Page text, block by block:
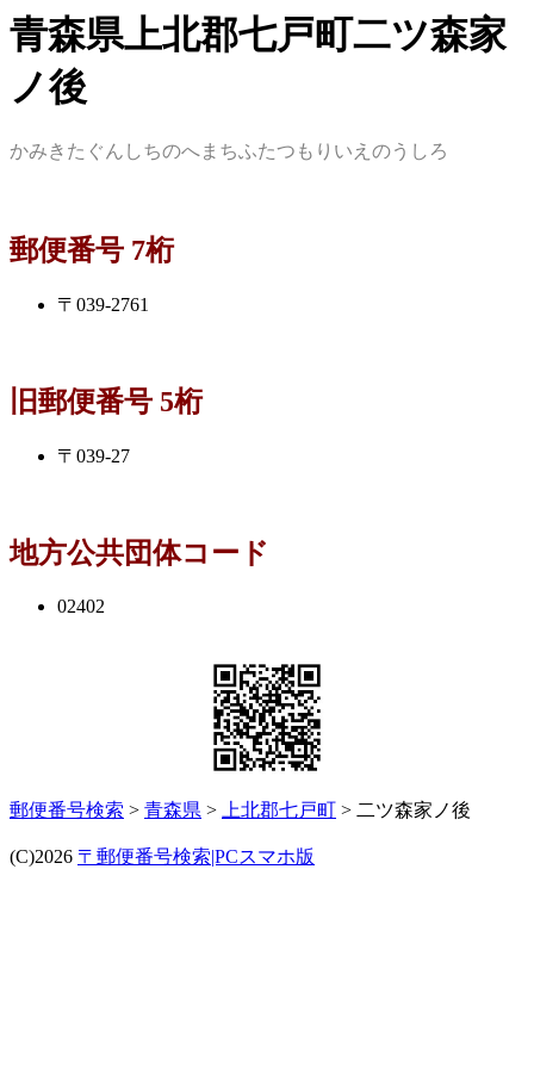
青森県上北郡七戸町二ツ森家
ノ後
かみきたぐんしちのへまちふたつもりいえのうしろ
郵便番号 7桁
〒039-2761
旧郵便番号 5桁
〒039-27
地方公共団体コード
02402
郵便番号検索 > 青森県 > 上北郡七戸町 > 二ツ森家ノ後
(C)2026 〒郵便番号検索|PCスマホ版